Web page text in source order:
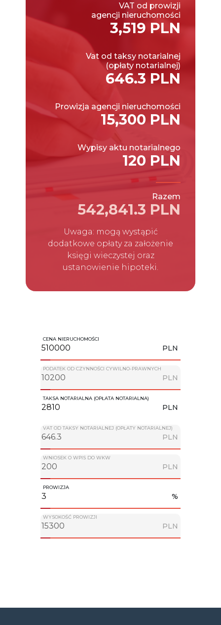
VAT od prowizji
agencji nieruchomości
3,519 PLN
Vat od taksy notarialnej
(opłaty notarialnej)
646.3 PLN
Prowizja agencji nieruchomości
15,300 PLN
Wypisy aktu notarialnego
120 PLN
Razem
542,841.3 PLN
Uwaga: mogą wystąpić
dodatkowe opłaty za założenie
księgi wieczystej oraz
ustanowienie hipoteki.
CENA NIERUCHOMOŚCI
PLN
PODATEK OD CZYNNOŚCI CYWILNO-PRAWNYCH
PLN
TAKSA NOTARIALNA (OPŁATA NOTARIALNA)
PLN
VAT OD TAKSY NOTARIALNEJ (OPŁATY NOTARIALNEJ)
PLN
WNIOSEK O WPIS DO WKW
PLN
PROWIZJA
%
WYSOKOŚĆ PROWIZJI
PLN